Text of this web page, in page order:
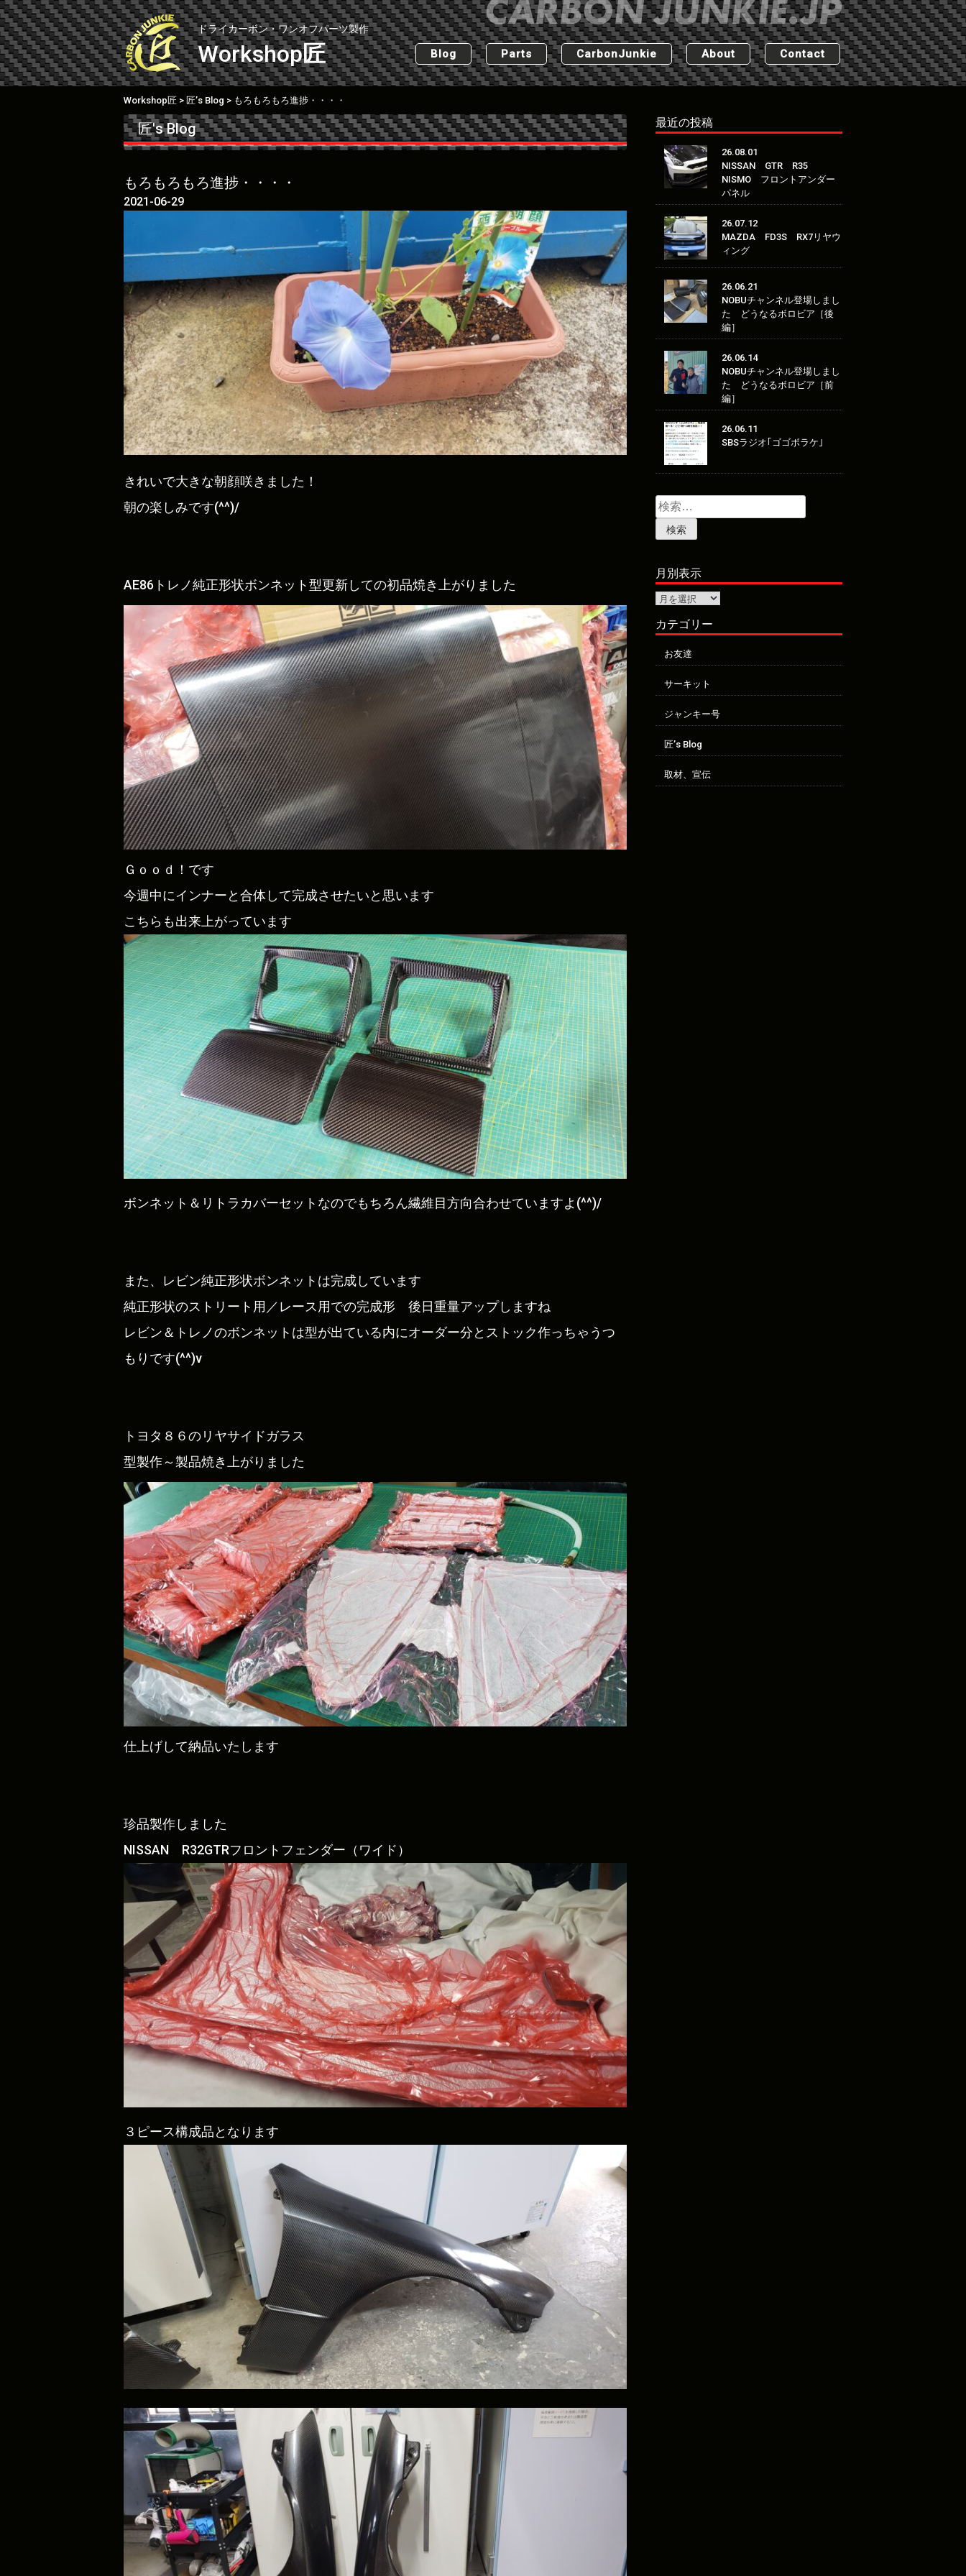
Skip
to
content
ドライカーボン・ワンオフパーツ製作
Workshop匠 Blog Parts CarbonJunkie About Contact
Workshop匠 > 匠’s Blog > もろもろもろ進捗・・・・
匠's Blog
もろもろもろ進捗・・・・
2021-06-29
きれいで大きな朝顔咲きました！
朝の楽しみです(^^)/
AE86トレノ純正形状ボンネット型更新しての初品焼き上がりました
Ｇｏｏｄ！です
今週中にインナーと合体して完成させたいと思います
こちらも出来上がっています
ボンネット＆リトラカバーセットなのでもちろん繊維目方向合わせていますよ(^^)/
また、レビン純正形状ボンネットは完成しています
純正形状のストリート用／レース用での完成形 後日重量アップしますね
レビン＆トレノのボンネットは型が出ている内にオーダー分とストック作っちゃうつ
もりです(^^)v
トヨタ８６のリヤサイドガラス
型製作～製品焼き上がりました
仕上げして納品いたします
珍品製作しました
NISSAN R32GTRフロントフェンダー（ワイド）
３ピース構成品となります
最近の投稿
26.08.01
NISSAN GTR R35
NISMO フロントアンダー
パネル
26.07.12
MAZDA FD3S RX7リヤウ
ィング
26.06.21
NOBUチャンネル登場しまし
た どうなるボロビア［後
編］
26.06.14
NOBUチャンネル登場しまし
た どうなるボロビア［前
編］
26.06.11
SBSラジオ｢ゴゴボラケ｣
検
索:
月別表示
月
別
示カテゴリー
お友達
サーキット
ジャンキー号
匠’s Blog
取材、宣伝